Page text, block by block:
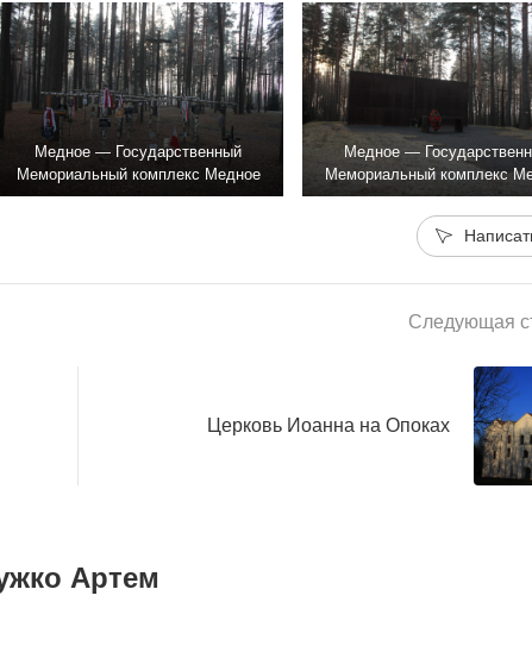
Медное — Государственный
Мемориальный комплекс Медное
Медное —
Мемориальный комплекс
Следующая
Церковь Иоанна на Опоках
Артем